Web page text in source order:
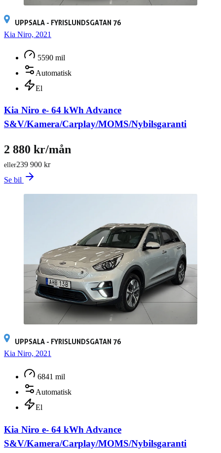
UPPSALA - FYRISLUNDSGATAN 76
Kia Niro, 2021
5590 mil
Automatisk
El
Kia Niro e- 64 kWh Advance
S&V/Kamera/Carplay/MOMS/Nybilsgaranti
239 900 kr
eller
2 880 kr/mån
Se bil
UPPSALA - FYRISLUNDSGATAN 76
Kia Niro, 2021
6841 mil
Automatisk
El
Kia Niro e- 64 kWh Advance
S&V/Kamera/Carplay/MOMS/Nybilsgaranti